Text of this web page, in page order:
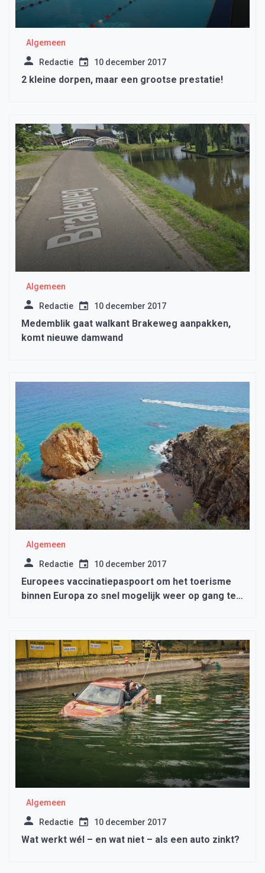
Algemeen
Redactie 10 december 2017
2 kleine dorpen, maar een grootse prestatie!
Algemeen
Redactie 10 december 2017
Medemblik gaat walkant Brakeweg aanpakken,
komt nieuwe damwand
Algemeen
Redactie 10 december 2017
Europees vaccinatiepaspoort om het toerisme
binnen Europa zo snel mogelijk weer op gang te
Algemeen
Redactie 10 december 2017
Wat werkt wél – en wat niet – als een auto zinkt?